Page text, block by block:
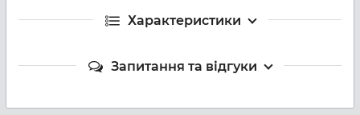
Характеристики
Запитання та відгуки